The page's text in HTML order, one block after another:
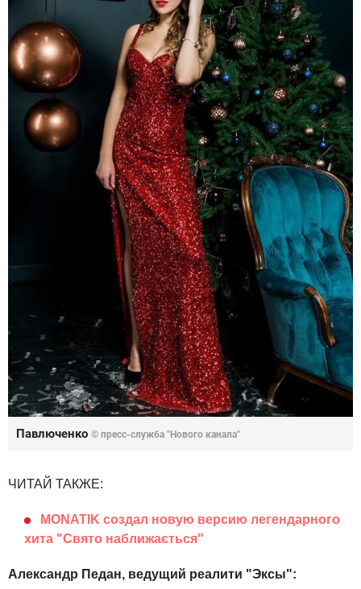
Павлюченко © пресс-служба "Нового канала"
ЧИТАЙ ТАКЖЕ:
MONATIK создал новую версию легендарного
хита "Свято наближається"
Александр Педан, ведущий реалити "Эксы":